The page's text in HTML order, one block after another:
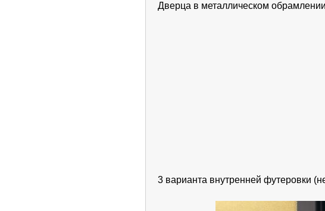
Дверца в металлическом
3 варианта внутренней футеровки